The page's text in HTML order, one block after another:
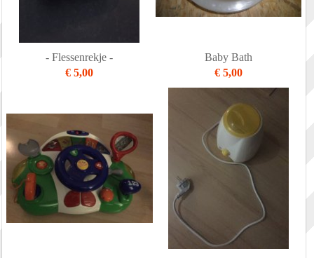
- Flessenrekje -
€ 5,00
Baby Bath
€ 5,00